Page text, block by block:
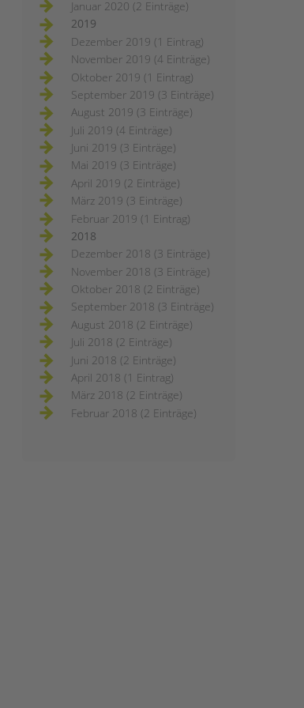
Januar 2020 (2 Einträge)
2019
Dezember 2019 (1 Eintrag)
November 2019 (4 Einträge)
Oktober 2019 (1 Eintrag)
September 2019 (3 Einträge)
August 2019 (3 Einträge)
Juli 2019 (4 Einträge)
Juni 2019 (3 Einträge)
Mai 2019 (3 Einträge)
April 2019 (2 Einträge)
März 2019 (3 Einträge)
Februar 2019 (1 Eintrag)
2018
Dezember 2018 (3 Einträge)
November 2018 (3 Einträge)
Oktober 2018 (2 Einträge)
September 2018 (3 Einträge)
August 2018 (2 Einträge)
Juli 2018 (2 Einträge)
Juni 2018 (2 Einträge)
April 2018 (1 Eintrag)
März 2018 (2 Einträge)
Februar 2018 (2 Einträge)